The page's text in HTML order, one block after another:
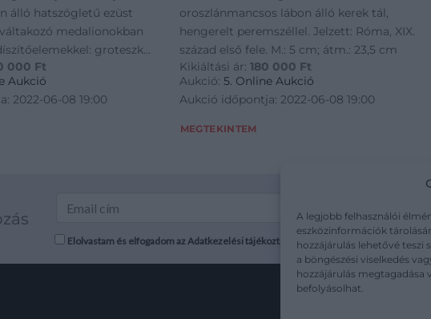
A legjobb felhasználói
eszközinformációk
hozzájárulás lehetővé
a böngészési viselkedés
hozzájárulás megtagadása
befolyásolhat.
álló hatszögletű ezüst
medalionokban
groteszk
jelenetek ábrázolásaival.
kerek medalionban
000 Ft
Aukció
2022-06-08 19:00
oroszlánmancsos lábon álló kerek tál,
hengerelt peremszéllel. Jelzett: Róma, XIX.
század első fele. M.: 5 cm; átm.: 23,5 cm
Kikiáltási ár: 180 000 Ft
Aukció: 5. Online Aukció
Aukció időpontja: 2022-06-08 19:00
MEGTEKINTEM
Elolvastam és elfogadom az Adatkezelési tájékoztatót: mutargy.com/adatkezelesi-